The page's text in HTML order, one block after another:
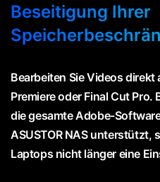
Beseitigung Ihrer
Bearbeiten Sie Videos
Premiere oder Final Cut
die gesamte Adobe-
ASUSTOR NAS unterstützt,
Laptops nicht länger eine